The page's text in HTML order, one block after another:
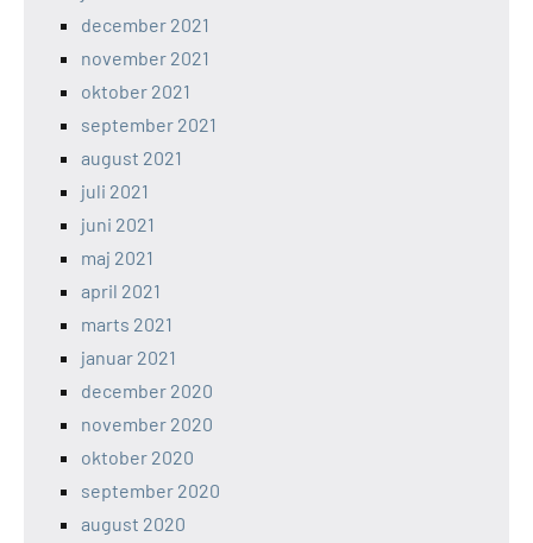
december 2021
november 2021
oktober 2021
september 2021
august 2021
juli 2021
juni 2021
maj 2021
april 2021
marts 2021
januar 2021
december 2020
november 2020
oktober 2020
september 2020
august 2020